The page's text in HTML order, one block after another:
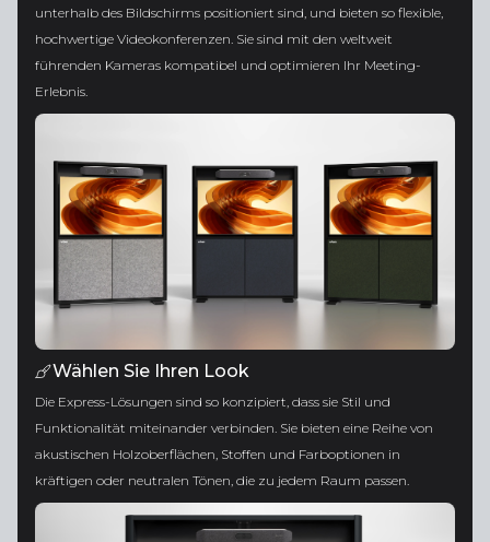
unterhalb des Bildschirms positioniert sind, und bieten so flexible,
hochwertige Videokonferenzen. Sie sind mit den weltweit
führenden Kameras kompatibel und optimieren Ihr Meeting-
Erlebnis.
Wählen Sie Ihren Look
Die Express-Lösungen sind so konzipiert, dass sie Stil und
Funktionalität miteinander verbinden. Sie bieten eine Reihe von
akustischen Holzoberflächen, Stoffen und Farboptionen in
kräftigen oder neutralen Tönen, die zu jedem Raum passen.